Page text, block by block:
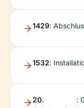
1429:
1532:
20.
: